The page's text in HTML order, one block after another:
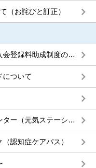
（お詫びと訂正）
いばらき出会いサポートセンター入会登録料助成制度のご案内
について
北茨城市コミュニティケア総合センター（元気ステーション）のご案内
認知症ケアパス）